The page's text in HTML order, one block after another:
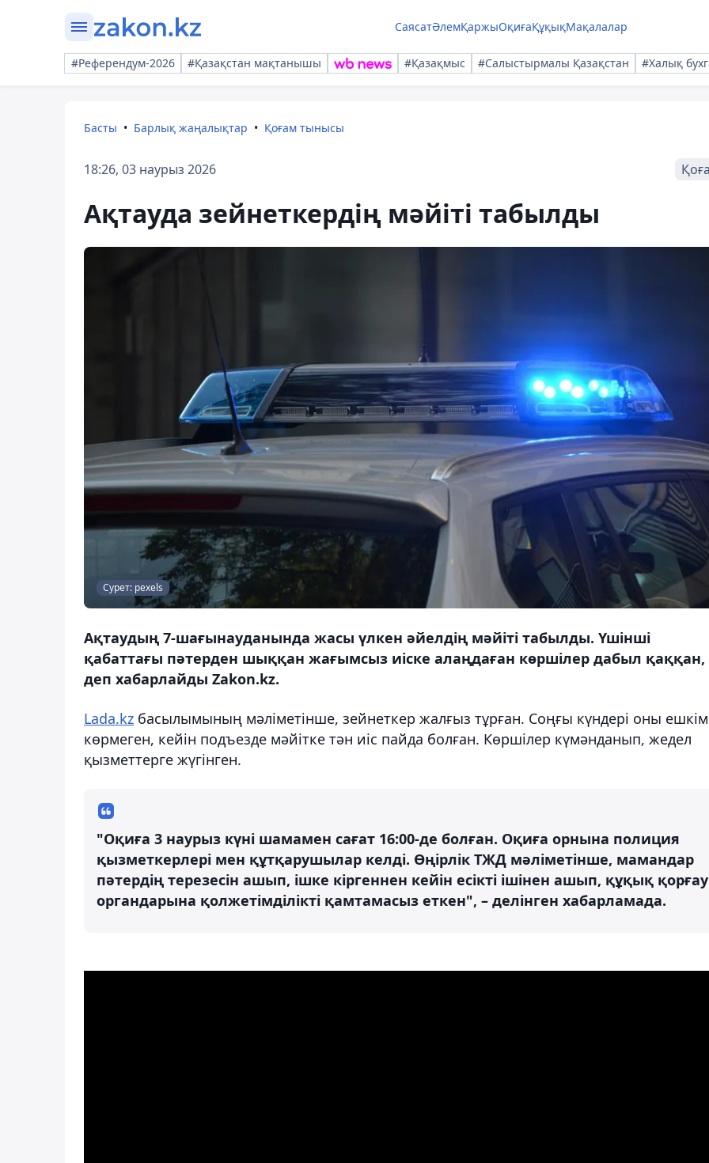
СаясатӘлемҚаржыОқиғаҚұқықМақалалар
#Референдум-2026 #Қазақстан мақтанышы #Қазақмыс #Салыстырмалы Қазақстан #Халық
Басты Барлық жаңалықтар Қоғам тынысы
18:26, 03 наурыз 2026
Ақтауда зейнеткердің мәйіті табылды
Сурет: pexels
Ақтаудың 7-шағынауданында жасы үлкен әйелдің мәйіті табылды. Үшінші
қабаттағы пәтерден шыққан жағымсыз иіске алаңдаған көршілер дабыл қаққан,
деп хабарлайды Zakon.kz.
Lada.kz басылымының мәліметінше, зейнеткер жалғыз тұрған. Соңғы күндері оны ешкім
көрмеген, кейін подъезде мәйітке тән иіс пайда болған. Көршілер күмәнданып, жедел
қызметтерге жүгінген.
"Оқиға 3 наурыз күні шамамен сағат 16:00-де болған. Оқиға орнына полиция
қызметкерлері мен құтқарушылар келді. Өңірлік ТЖД мәліметінше, мамандар
пәтердің терезесін ашып, ішке кіргеннен кейін есікті ішінен ашып, құқық қорғау
органдарына қолжетімділікті қамтамасыз еткен", – делінген хабарламада.